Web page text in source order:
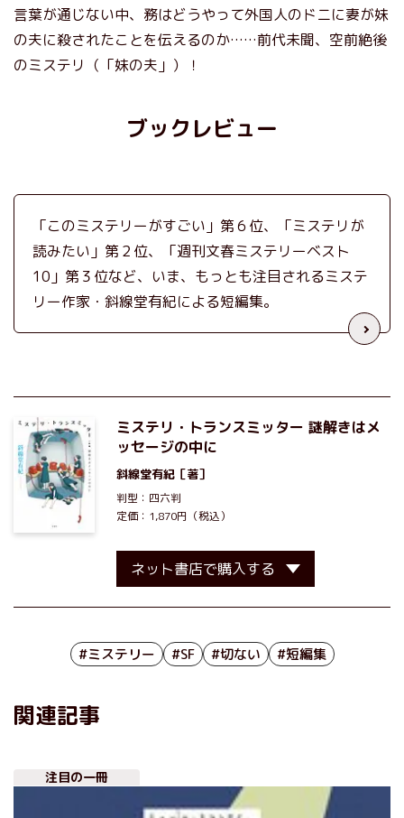
言葉が通じない中、務はどうやって外国人のドニに妻が妹
の夫に殺されたことを伝えるのか……前代未聞、空前絶後
のミステリ（「妹の夫」）！
ブックレビュー
「このミステリーがすごい」第６位、「ミステリが
読みたい」第２位、「週刊文春ミステリーベスト
10」第３位など、いま、もっとも注目されるミステ
リー作家・斜線堂有紀による短編集。
ミステリ・トランスミッター 謎解きはメ
ッセージの中に
斜線堂有紀 ［著］
判型：四六判
定価：1,870円（税込）
ネット書店で購入する
#ミステリー #SF #切ない #短編集
関連記事
注目の一冊